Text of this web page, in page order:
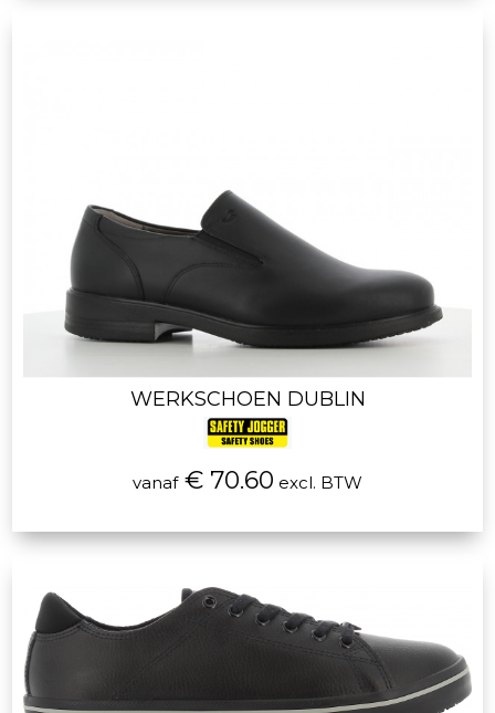
WERKSCHOEN DUBLIN
vanaf€ 70.60 excl. BTW